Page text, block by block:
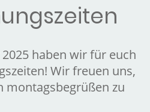
2025 haben wir für euch
Wir freuen uns,
montagsbegrüßen zu